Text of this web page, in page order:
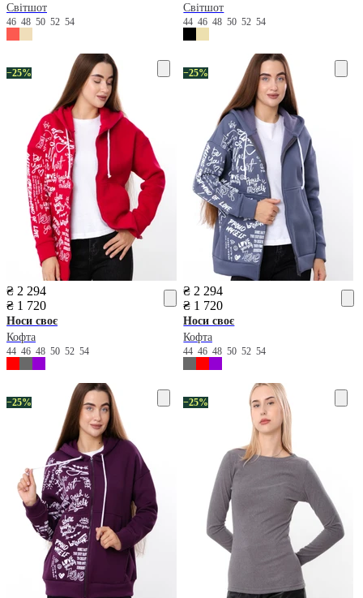
Світшот
46 48 50 52 54
Світшот
444648505254
−25%
₴ 2 294
₴ 1 720
Носи своє
Кофта
44 46 48 50 52 54
−25%
₴ 2 294
₴ 1 720
Носи своє
Кофта
444648505254
−25% −25%